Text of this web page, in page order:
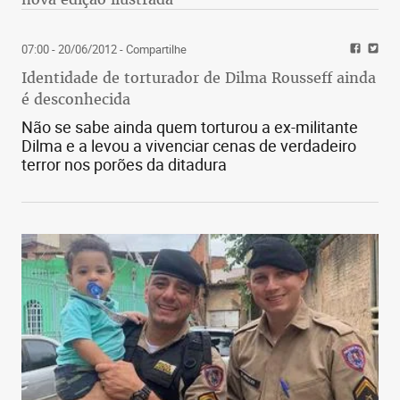
07:00 - 20/06/2012- Compartilhe
Identidade de torturador de Dilma Rousseff ainda
é desconhecida
Não se sabe ainda quem torturou a ex-militante
Dilma e a levou a vivenciar cenas de verdadeiro
terror nos porões da ditadura